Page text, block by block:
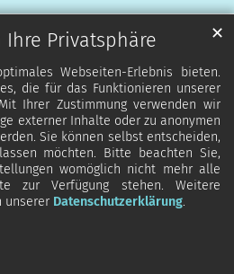
Ihre Privatsphäre
Webseiten-Erlebnis bieten.
die für das Funktionieren unserer
Ihrer Zustimmung verwenden wir
externer Inhalte oder zu anonymen
Sie können selbst entscheiden,
möchten. Bitte beachten Sie,
womöglich nicht mehr alle
zur Verfügung stehen. Weitere
unserer Datenschutzerklärung.
✕